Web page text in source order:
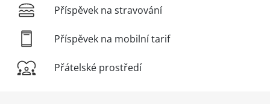
Příspěvek na stravování
Příspěvek na mobilní tarif
Přátelské prostředí